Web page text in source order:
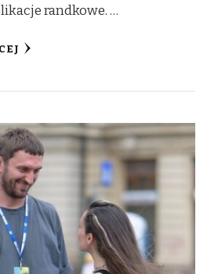
randkowe. …